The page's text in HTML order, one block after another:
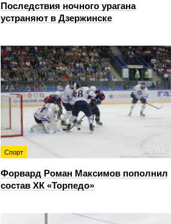
Последствия ночного урагана
устраняют в Дзержинске
Спорт
Форвард Роман Максимов пополнил
состав ХК «Торпедо»